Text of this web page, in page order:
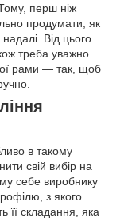
перш ніж
продумати, як
Від цього
треба уважно
рами — так, щоб
в такому
свій вибір на
себе виробнику
з якого
її складання, яка